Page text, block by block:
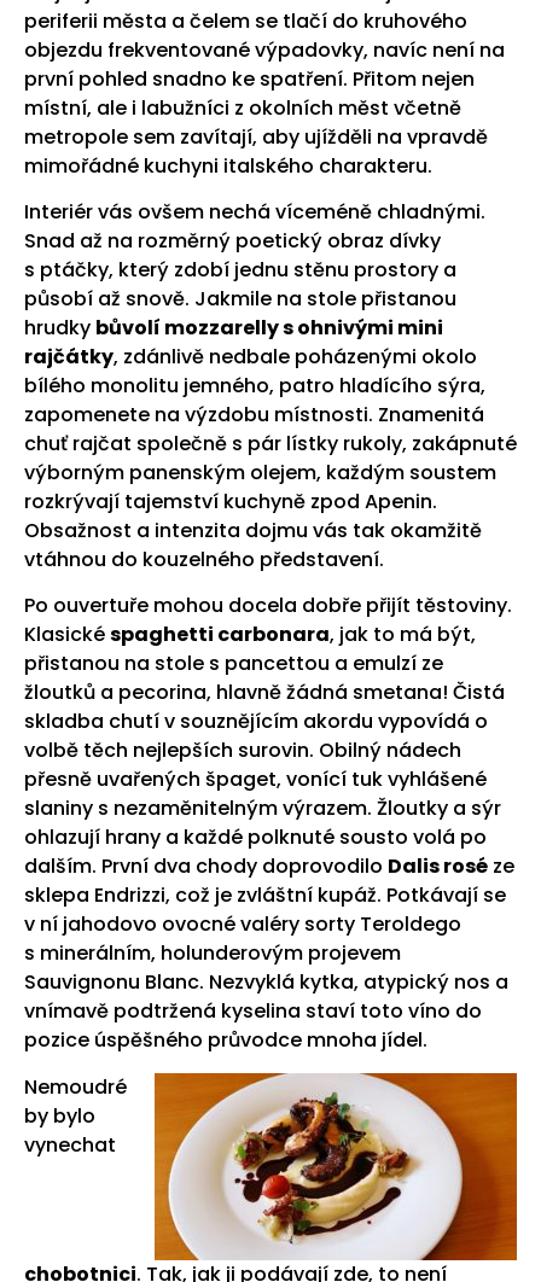
periferii města a čelem se tlačí do kruhového
objezdu frekventované výpadovky, navíc není na
první pohled snadno ke spatření. Přitom nejen
místní, ale i labužníci z okolních měst včetně
metropole sem zavítají, aby ujížděli na vpravdě
mimořádné kuchyni italského charakteru.
Interiér vás ovšem nechá víceméně chladnými.
Snad až na rozměrný poetický obraz dívky
s ptáčky, který zdobí jednu stěnu prostory a
působí až snově. Jakmile na stole přistanou
hrudky bůvolí mozzarelly s ohnivými mini
rajčátky, zdánlivě nedbale poházenými okolo
bílého monolitu jemného, patro hladícího sýra,
zapomenete na výzdobu místnosti. Znamenitá
chuť rajčat společně s pár lístky rukoly, zakápnuté
výborným panenským olejem, každým soustem
rozkrývají tajemství kuchyně zpod Apenin.
Obsažnost a intenzita dojmu vás tak okamžitě
vtáhnou do kouzelného představení.
Po ouvertuře mohou docela dobře přijít těstoviny.
Klasickéspaghetti carbonara, jak to má být,
přistanou na stole s pancettou a emulzí ze
žloutků a pecorina, hlavně žádná smetana! Čistá
skladba chutí v souznějícím akordu vypovídá o
volbě těch nejlepších surovin. Obilný nádech
přesně uvařených špaget, vonící tuk vyhlášené
slaniny s nezaměnitelným výrazem. Žloutky a sýr
ohlazují hrany a každé polknuté sousto volá po
dalším. První dva chody doprovodilo Dalis rosé ze
sklepa Endrizzi, což je zvláštní kupáž. Potkávají se
v ní jahodovo ovocné valéry sorty Teroldego
s minerálním, holunderovým projevem
Sauvignonu Blanc. Nezvyklá kytka, atypický nos a
vnímavě podtržená kyselina staví toto víno do
pozice úspěšného průvodce mnoha jídel.
Nemoudré
by bylo
vynechat
chobotnici. Tak, jak ji podávají zde, to není